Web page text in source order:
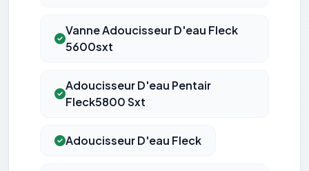
Vanne Adoucisseur D'eau Fleck
5600sxt
Adoucisseur D'eau Pentair
Fleck5800 Sxt
Adoucisseur D'eau Fleck